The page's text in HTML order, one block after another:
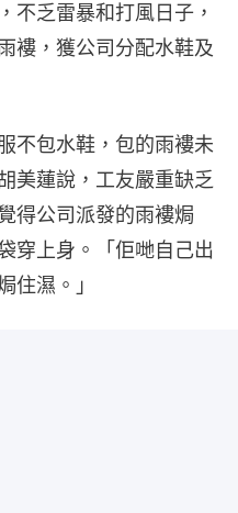
不乏雷暴和打風日子，
褸，獲公司分配水鞋及
不包水鞋，包的雨褸未
美蓮說，工友嚴重缺乏
得公司派發的雨褸焗
穿上身。「佢哋自己出
住濕。」